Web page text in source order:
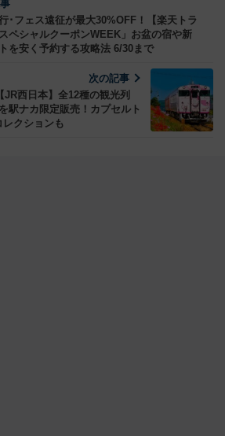
･フェス遠征が最大30%OFF！【楽天トラ
ペシャルクーポンWEEK」お盆の宿や新
を安く予約する攻略法 6/30まで
次の記事
JR西日本】全12種の観光列
駅ナカ限定販売！カプセルト
クションも